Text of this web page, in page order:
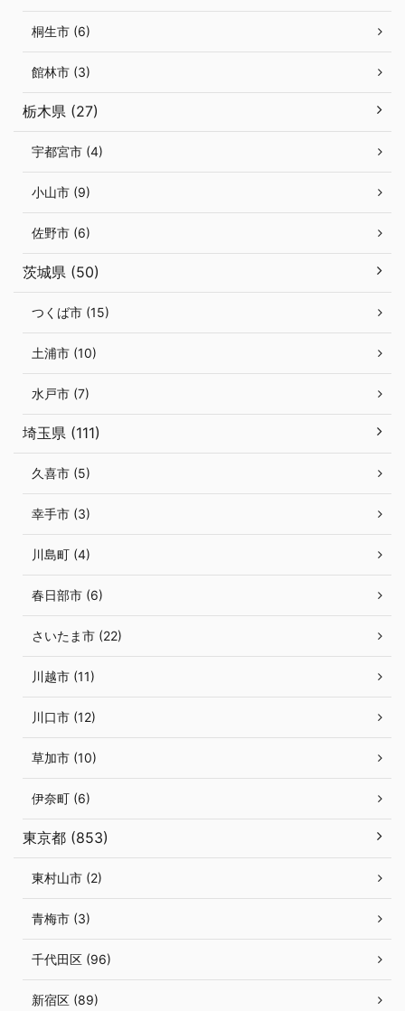
桐生市 (6)
館林市 (3)
栃木県 (27)
宇都宮市 (4)
小山市 (9)
佐野市 (6)
茨城県 (50)
つくば市 (15)
土浦市 (10)
水戸市 (7)
埼玉県 (111)
久喜市 (5)
幸手市 (3)
川島町 (4)
春日部市 (6)
さいたま市 (22)
川越市 (11)
川口市 (12)
草加市 (10)
伊奈町 (6)
東京都 (853)
東村山市 (2)
青梅市 (3)
千代田区 (96)
新宿区 (89)